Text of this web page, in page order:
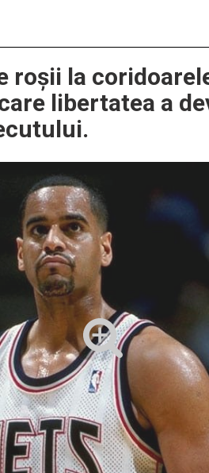
roșii la
libertatea a